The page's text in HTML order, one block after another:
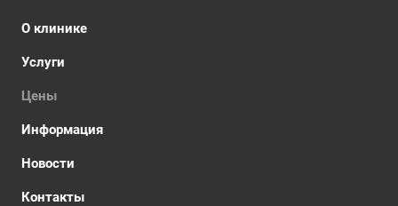
О клинике
Услуги
Цены
Информация
Новости
Контакты